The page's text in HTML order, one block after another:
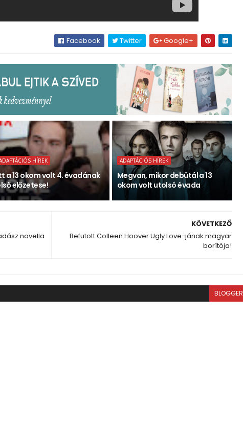
Facebook Twitter Google+
HÍREK
a 13 okom volt 4. évadának
előzetese!
ADAPTÁCIÓS HÍREK
Megvan, mikor debütál a 13
okom volt utolsó évada
KÖVETKEZŐ
Befutott Colleen Hoover Ugly Love-jának magyar
borítója!
novella
BLOGGER